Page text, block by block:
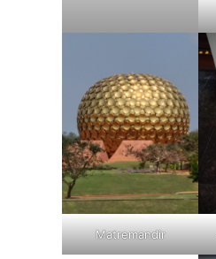
Matremandir